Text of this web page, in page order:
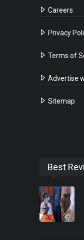
Careers
Privacy
Terms of
Advertise
Sitemap
Best